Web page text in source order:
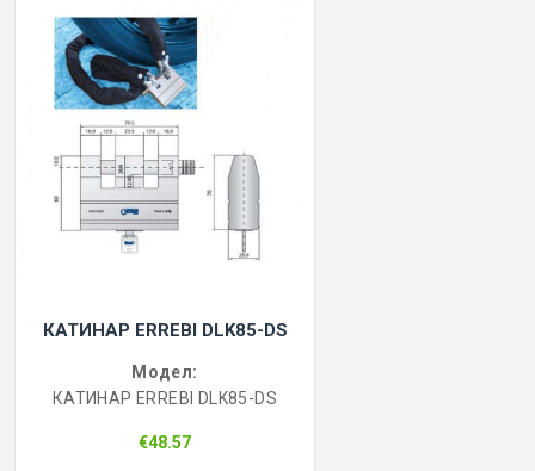
КУТИЙКИ И АВТОКЛЮЧОВЕ
АВТОКЛЮЧАЛКИ И ЧАСТИ
ЕМУЛАТОРИ
МАСЛА, ХИМИЯ И СПРЕЙОВЕ VOULIS
ЧАСТИ ЗА АВТОКЛЮЧОВЕ
КУТИЙКИ ЗА АЛАРМИ
КАТИНАР ERREBI DLK85-DS
Модел:
КАТИНАР ERREBI DLK85-DS
€48.57